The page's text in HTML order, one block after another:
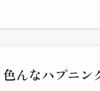
んなハプニン